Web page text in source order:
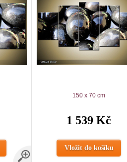
150 x 70 cm
1 539 Kč
Vložit do košíku